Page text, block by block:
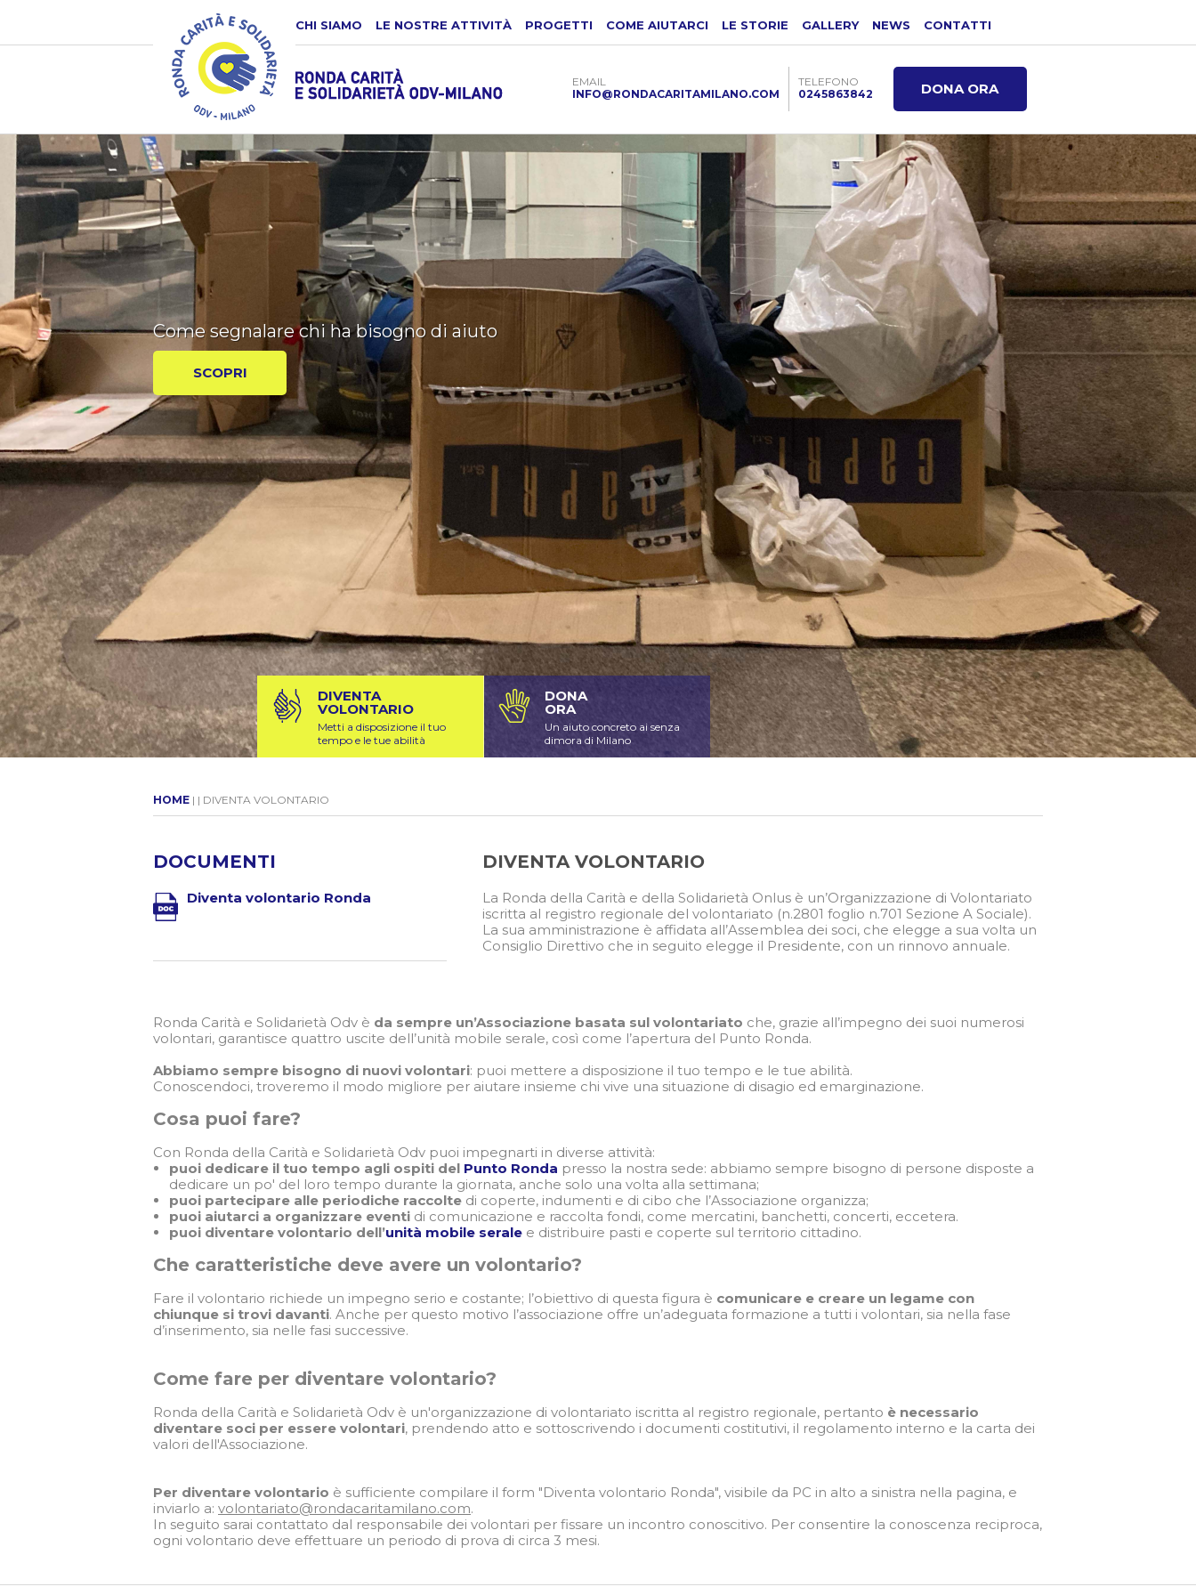
CHI SIAMO LE NOSTRE ATTIVITÀ PROGETTI COME AIUTARCI LE STORIE GALLERY NEWS CONTATTI
EMAIL
INFO@RONDACARITAMILANO.COM
TELEFONO
0245863842
DONA ORA
Regala solidarietà
Regala calore
SCOPRI
DIVENTA
VOLONTARIO
Metti a disposizione il tuo
tempo e le tue abilità
DONA
ORA
Un aiuto concreto ai senza
dimora di Milano
HOME | | DIVENTA VOLONTARIO
DOCUMENTI
Diventa volontario Ronda
DIVENTA VOLONTARIO
La Ronda della Carità e della Solidarietà Onlus è un’Organizzazione di Volontariato
iscritta al registro regionale del volontariato (n.2801 foglio n.701 Sezione A Sociale).
La sua amministrazione è affidata all’Assemblea dei soci, che elegge a sua volta un
Consiglio Direttivo che in seguito elegge il Presidente, con un rinnovo annuale.
Ronda Carità e Solidarietà Odv è da sempre un’Associazione basata sul volontariato che, grazie all’impegno dei suoi numerosi
volontari, garantisce quattro uscite dell’unità mobile serale, così come l’apertura del Punto Ronda.
Abbiamo sempre bisogno di nuovi volontari: puoi mettere a disposizione il tuo tempo e le tue abilità.
Conoscendoci, troveremo il modo migliore per aiutare insieme chi vive una situazione di disagio ed emarginazione.
Cosa puoi fare?
Con Ronda della Carità e Solidarietà Odv puoi impegnarti in diverse attività:
puoi dedicare il tuo tempo agli ospiti del Punto Ronda presso la nostra sede: abbiamo sempre bisogno di persone disposte a
dedicare un po' del loro tempo durante la giornata, anche solo una volta alla settimana;
puoi partecipare alle periodiche raccolte di coperte, indumenti e di cibo che l’Associazione organizza;
puoi aiutarci a organizzare eventi di comunicazione e raccolta fondi, come mercatini, banchetti, concerti, eccetera.
puoi diventare volontario dell’unità mobile serale e distribuire pasti e coperte sul territorio cittadino.
Che caratteristiche deve avere un volontario?
Fare il volontario richiede un impegno serio e costante; l’obiettivo di questa figura è comunicare e creare un legame con
chiunque si trovi davanti. Anche per questo motivo l’associazione offre un’adeguata formazione a tutti i volontari, sia nella fase
d’inserimento, sia nelle fasi successive.
Come fare per diventare volontario?
Ronda della Carità e Solidarietà Odv è un'organizzazione di volontariato iscritta al registro regionale, pertanto è necessario
diventare soci per essere volontari, prendendo atto e sottoscrivendo i documenti costitutivi, il regolamento interno e la carta dei
valori dell'Associazione.
Per diventare volontario è sufficiente compilare il form "Diventa volontario Ronda", visibile da PC in alto a sinistra nella pagina, e
inviarlo a: volontariato@rondacaritamilano.com.
In seguito sarai contattato dal responsabile dei volontari per fissare un incontro conoscitivo. Per consentire la conoscenza reciproca,
ogni volontario deve effettuare un periodo di prova di circa 3 mesi.